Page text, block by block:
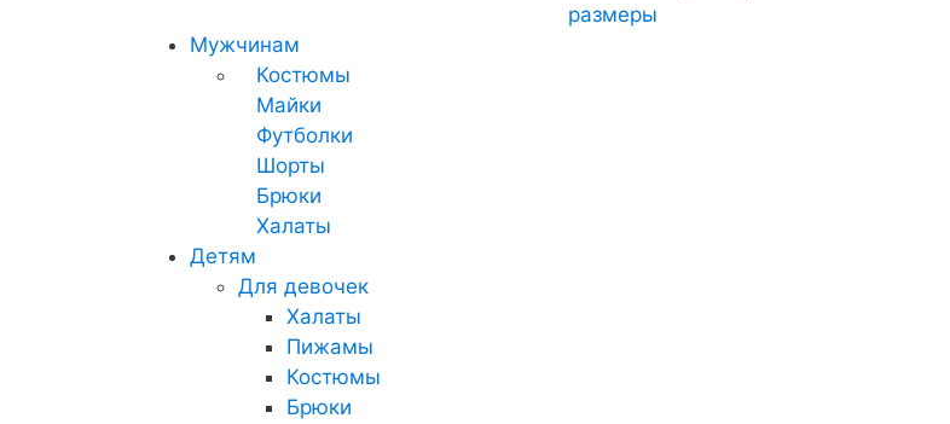
размеры
Мужчинам
Костюмы
Майки
Футболки
Шорты
Брюки
Халаты
Детям
Для девочек
Халаты
Пижамы
Костюмы
Брюки